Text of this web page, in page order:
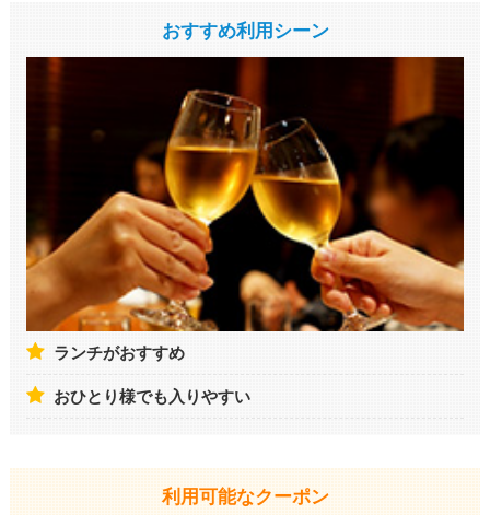
おすすめ利用シーン
ランチがおすすめ
おひとり様でも入りやすい
利用可能なクーポン